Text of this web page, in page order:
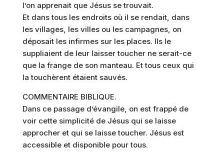
l’on apprenait que Jésus se trouvait.
Et dans tous les endroits où il se rendait, dans
les villages, les villes ou les campagnes, on
déposait les infirmes sur les places. Ils le
suppliaient de leur laisser toucher ne serait-ce
que la frange de son manteau. Et tous ceux qui
la touchèrent étaient sauvés.
COMMENTAIRE BIBLIQUE.
Dans ce passage d’évangile, on est frappé de
voir cette simplicité de Jésus qui se laisse
approcher et qui se laisse toucher. Jésus est
accessible et disponible pour tous.